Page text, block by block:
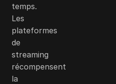
temps.
Les
plateformes
de
streaming
récompensent
la